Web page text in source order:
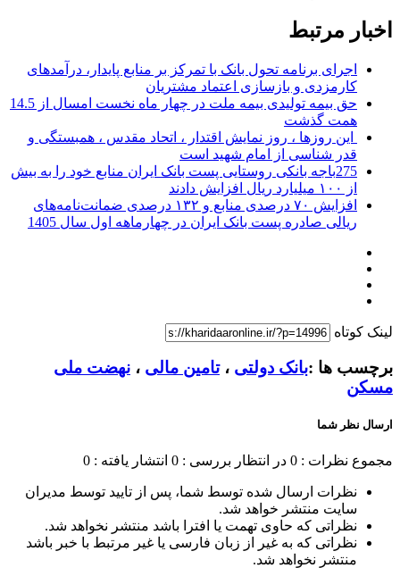
اخبار مرتبط
اجرای برنامه تحول بانک با تمرکز بر منابع پایدار، درآمدهای
کارمزدی و بازسازی اعتماد مشتریان
حق بیمه تولیدی بیمه ملت در چهار ماه نخست امسال از 14.5
همت گذشت
این روزها ، روز نمایش اقتدار ، اتحاد مقدس ، همبستگی و
قدر شناسی از امام شهید است
275باجه بانکی روستایی پست بانک ایران منابع خود را به بیش
از ۱۰۰ میلیارد ریال افزایش دادند
افزایش ۷۰ درصدی منابع و ۱۳۲ درصدی ضمانت‌نامه‌های
ریالی صادره پست بانک ایران در چهارماهه اول سال 1405
لینک کوتاه
برچسب ها :بانک دولتی ،تامین مالی ، نهضت ملی
مسکن
ارسال نظر شما
مجموع نظرات : 0 در انتظار بررسی : 0 انتشار یافته : 0
نظرات ارسال شده توسط شما، پس از تایید توسط مدیران
سایت منتشر خواهد شد.
نظراتی که حاوی تهمت یا افترا باشد منتشر نخواهد شد.
نظراتی که به غیر از زبان فارسی یا غیر مرتبط با خبر باشد
منتشر نخواهد شد.